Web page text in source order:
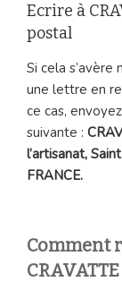
Ecrire à
postal
Si cela s’avère
une lettre en
ce cas,
suivante :
l’artisanat,
FRANCE.
Comment